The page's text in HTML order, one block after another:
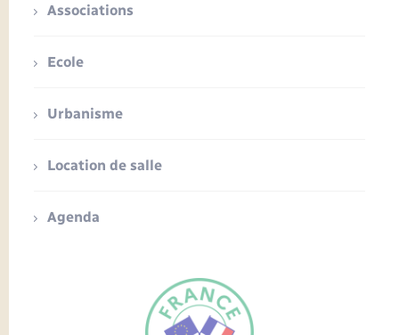
Associations
Ecole
Urbanisme
Location de salle
Agenda